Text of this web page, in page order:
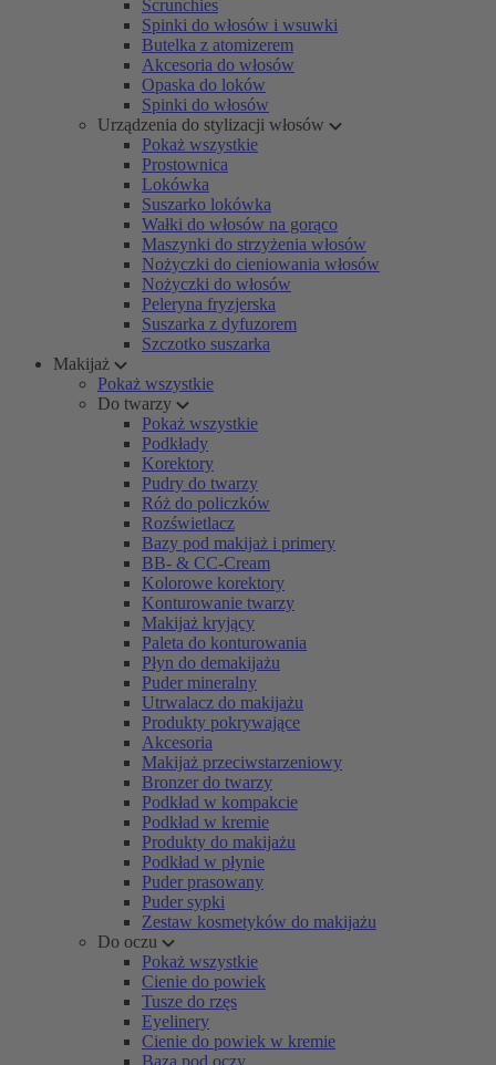
Scrunchies
Spinki do włosów i wsuwki
Butelka z atomizerem
Akcesoria do włosów
Opaska do loków
Spinki do włosów
Urządzenia do stylizacji włosów
Pokaż wszystkie
Prostownica
Lokówka
Suszarko lokówka
Wałki do włosów na gorąco
Maszynki do strzyżenia włosów
Nożyczki do cieniowania włosów
Nożyczki do włosów
Peleryna fryzjerska
Suszarka z dyfuzorem
Szczotko suszarka
Makijaż
Pokaż wszystkie
Do twarzy
Pokaż wszystkie
Podkłady
Korektory
Pudry do twarzy
Róż do policzków
Rozświetlacz
Bazy pod makijaż i primery
BB- & CC-Cream
Kolorowe korektory
Konturowanie twarzy
Makijaż kryjący
Paleta do konturowania
Płyn do demakijażu
Puder mineralny
Utrwalacz do makijażu
Produkty pokrywające
Akcesoria
Makijaż przeciwstarzeniowy
Bronzer do twarzy
Podkład w kompakcie
Podkład w kremie
Produkty do makijażu
Podkład w płynie
Puder prasowany
Puder sypki
Zestaw kosmetyków do makijażu
Do oczu
Pokaż wszystkie
Cienie do powiek
Tusze do rzęs
Eyelinery
Cienie do powiek w kremie
Baza pod oczy